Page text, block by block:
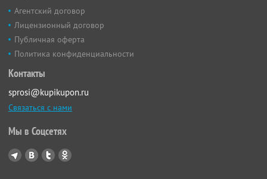
Агентский договор
Лицензионный договор
Публичная оферта
Политика конфиденциальности
Контакты
sprosi@kupikupon.ru
Связаться с нами
Мы в Соцсетях